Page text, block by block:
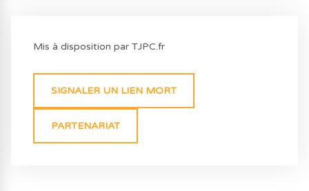
Mis à disposition par TJPC.fr
SIGNALER UN LIEN MORT
PARTENARIAT